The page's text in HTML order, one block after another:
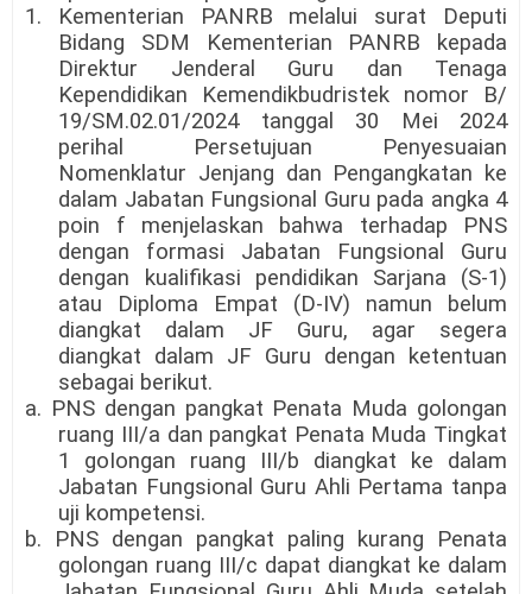
1. Kementerian PANRB melalui surat Deputi
Bidang SDM Kementerian PANRB kepada
Direktur Jenderal Guru dan Tenaga
Kependidikan Kemendikbudristek nomor B/
19/SM.02.01/2024 tanggal 30 Mei 2024
perihal Persetujuan Penyesuaian
Nomenklatur Jenjang dan Pengangkatan ke
dalam Jabatan Fungsional Guru pada angka 4
poin f menjelaskan bahwa terhadap PNS
dengan formasi Jabatan Fungsional Guru
dengan kualifikasi pendidikan Sarjana (S-1)
atau Diploma Empat (D-IV) namun belum
diangkat dalam JF Guru, agar segera
diangkat dalam JF Guru dengan ketentuan
sebagai berikut.
a. PNS dengan pangkat Penata Muda golongan
ruang III/a dan pangkat Penata Muda Tingkat
1 goIongan ruang III/b diangkat ke dalam
Jabatan Fungsional Guru Ahli Pertama tanpa
uji kompetensi.
b. PNS dengan pangkat paling kurang Penata
golongan ruang III/c dapat diangkat ke dalam